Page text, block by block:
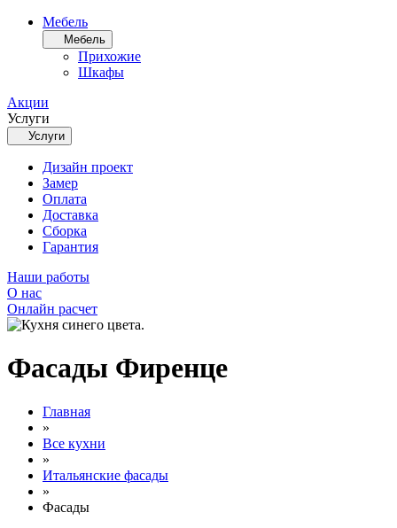
Мебель
Мебель
Прихожие
Шкафы
Акции
Услуги
Услуги
Дизайн проект
Замер
Оплата
Доставка
Сборка
Гарантия
Наши работы
О нас
Онлайн расчет
Фасады Фиренце
Главная
»
Все кухни
»
Итальянские фасады
»
Фасады